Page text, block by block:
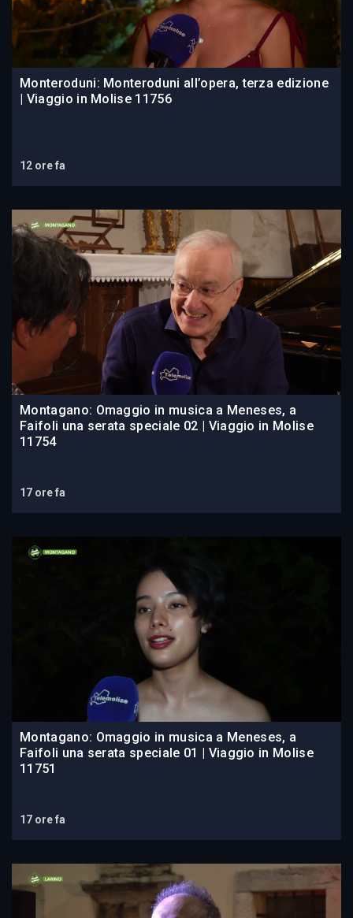
Monteroduni: Monteroduni all’opera, terza edizione
| Viaggio in Molise 11756
12 ore fa
Montagano: Omaggio in musica a Meneses, a
Faifoli una serata speciale 02 | Viaggio in Molise
11754
17 ore fa
Montagano: Omaggio in musica a Meneses, a
Faifoli una serata speciale 01 | Viaggio in Molise
11751
17 ore fa